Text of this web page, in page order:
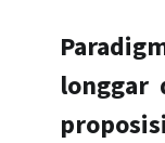
longgar